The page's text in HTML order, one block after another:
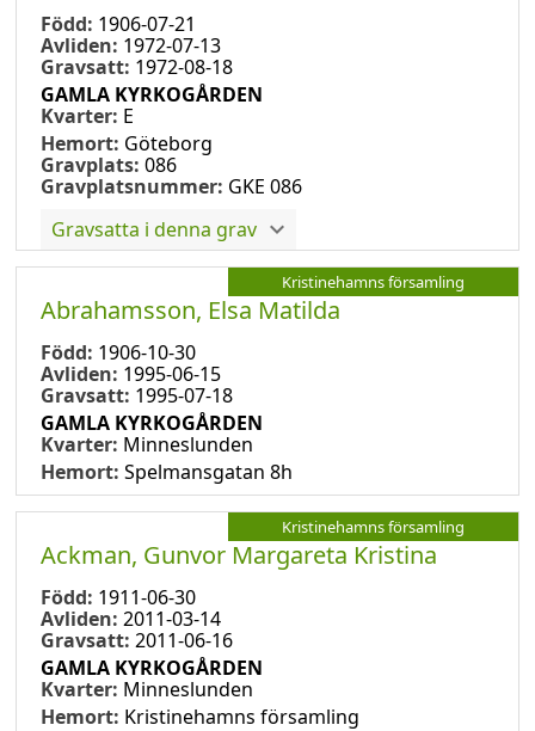
Född: 1906-07-21
Avliden: 1972-07-13
Gravsatt: 1972-08-18
GAMLA KYRKOGÅRDEN
Kvarter: E
Hemort: Göteborg
Gravplats: 086
Gravplatsnummer: GKE 086
Gravsatta i denna grav
Kristinehamns församling
Abrahamsson, Elsa Matilda
Född: 1906-10-30
Avliden: 1995-06-15
Gravsatt: 1995-07-18
GAMLA KYRKOGÅRDEN
Kvarter: Minneslunden
Hemort: Spelmansgatan 8h
Kristinehamns församling
Ackman, Gunvor Margareta Kristina
Född: 1911-06-30
Avliden: 2011-03-14
Gravsatt: 2011-06-16
GAMLA KYRKOGÅRDEN
Kvarter: Minneslunden
Hemort: Kristinehamns församling